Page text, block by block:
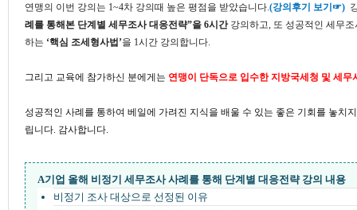
연맹의 이번 강의는 1~4차 강의때 높은 평점을 받았습니다. (강의후기 보기☞)
례를 통해본 단계별 세무조사 대응전략”을 6시간강의하고, 또 성공적인 세무
하는 ‘핵심 조세형사법’을 1시간 강의합니다.
그리고 교육에 참가하신 분에게는 연맹이 단독으로 입수한 지방국세청 및 세무
성공적인 사례를 통하여 베일에 가려진 지식을 배울 수 있는 좋은 기회를 놓치
립니다. 감사합니다
A기업 올해 비정기 세무조사 사례를 통해 단계별 대응전략 강의 내용
비정기 조사 대상으로 선정된 이유